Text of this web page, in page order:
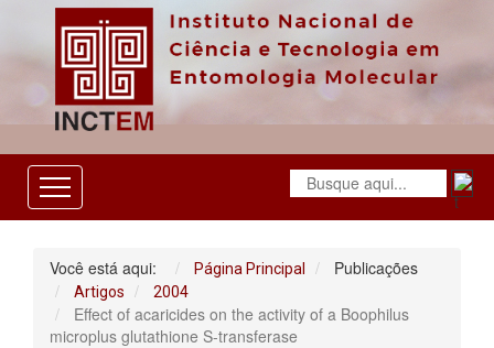
O
Você está aqui: Página Principal Publicações
Artigos 2004
Effect of acaricides on the activity of a Boophilus
microplus glutathione S-transferase